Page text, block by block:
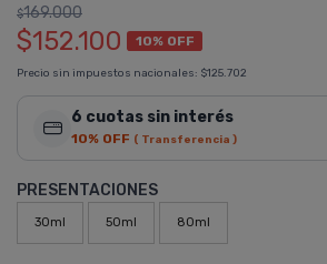
$169.000
$152.100 10% OFF
Precio sin impuestos nacionales: $125.702
6 cuotas sin interés
10% OFF ( Transferencia )
PRESENTACIONES
30ml 50ml 80ml